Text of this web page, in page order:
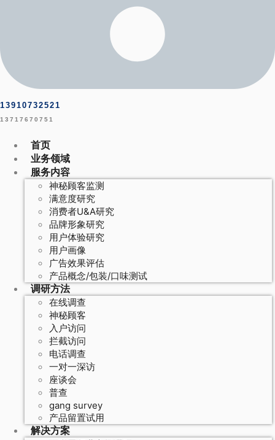
13910732521
13717670751
首页
业务领域
服务内容
神秘顾客监测
满意度研究
消费者U&A研究
品牌形象研究
用户体验研究
用户画像
广告效果评估
产品概念/包装/口味测试
调研方法
在线调查
神秘顾客
入户访问
拦截访问
电话调查
一对一深访
座谈会
普查
gang survey
产品留置试用
解决方案